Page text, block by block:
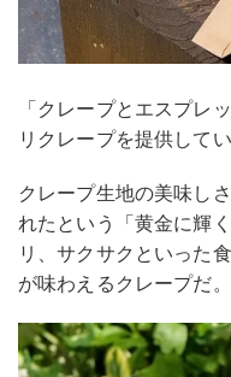
「クレープとエスプレ
リクレープを提供してい
クレープ生地の美味し
れたという「黄金に輝
リ、サクサクといった
が味わえるクレープだ。